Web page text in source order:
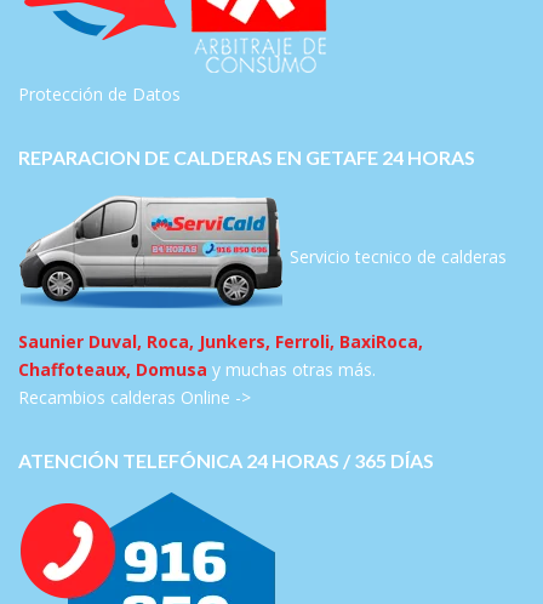
Protección de Datos
REPARACION DE CALDERAS EN GETAFE 24 HORAS
Servicio tecnico de calderas
Saunier Duval, Roca, Junkers, Ferroli, BaxiRoca,
Chaffoteaux, Domusa y muchas otras más.
Recambios calderas Online ->
ATENCIÓN TELEFÓNICA 24 HORAS / 365 DÍAS